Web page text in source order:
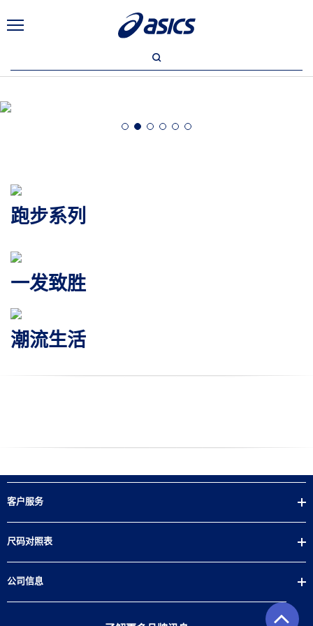
跑步系列
一发致胜
潮流生活
客户服务
尺码对照表
公司信息